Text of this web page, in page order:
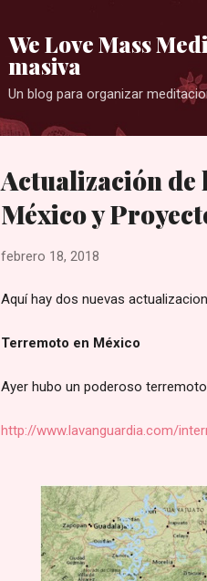
We Love Mass
masiva
Un blog para organizar
Actualización
México y
febrero 18, 2018
Aquí hay dos nuevas
Terremoto en México
Ayer hubo un poderoso
http://www.lavanguardia.com/